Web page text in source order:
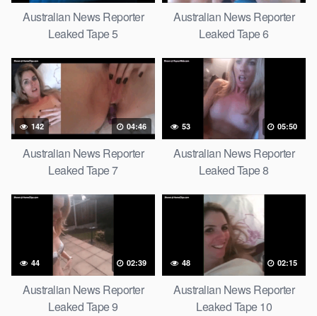
Australian News Reporter
Leaked Tape 5
Australian News Reporter
Leaked Tape 6
142 04:46
Australian News Reporter
Leaked Tape 7
53 05:50
Australian News Reporter
Leaked Tape 8
44 02:39
Australian News Reporter
Leaked Tape 9
48 02:15
Australian News Reporter
Leaked Tape 10